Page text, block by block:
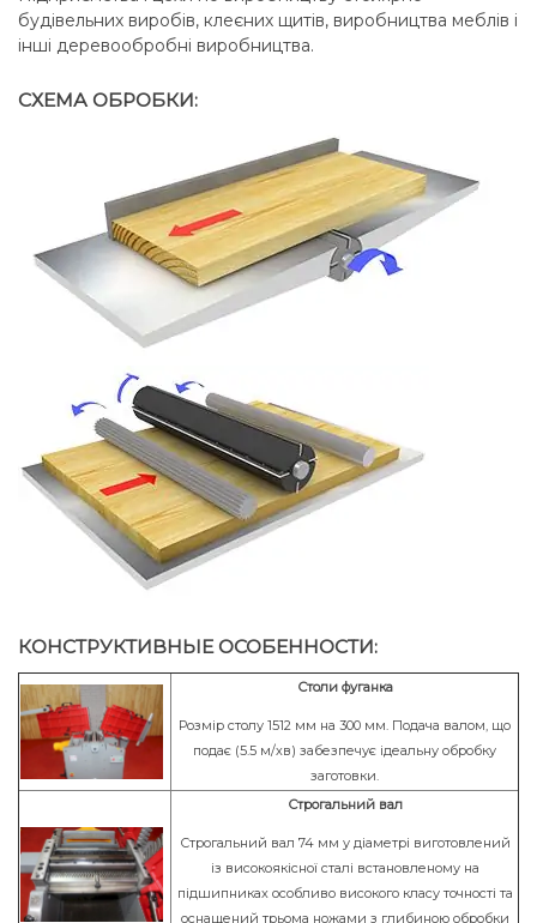
будівельних виробів, клеєних щитів, виробництва меблів і
інші деревообробні виробництва.
СХЕМА ОБРОБКИ:
КОНСТРУКТИВНЫЕ ОСОБЕННОСТИ:
Столи фуганка
Розмір столу 1512 мм на 300 мм. Подача валом, що
подає (5.5 м/хв) забезпечує ідеальну обробку
заготовки.
Строгальний вал
Строгальний вал 74 мм у діаметрі виготовлений
із високоякісної сталі встановленому на
підшипниках особливо високого класу точності та
оснащений трьома ножами з глибиною обробки